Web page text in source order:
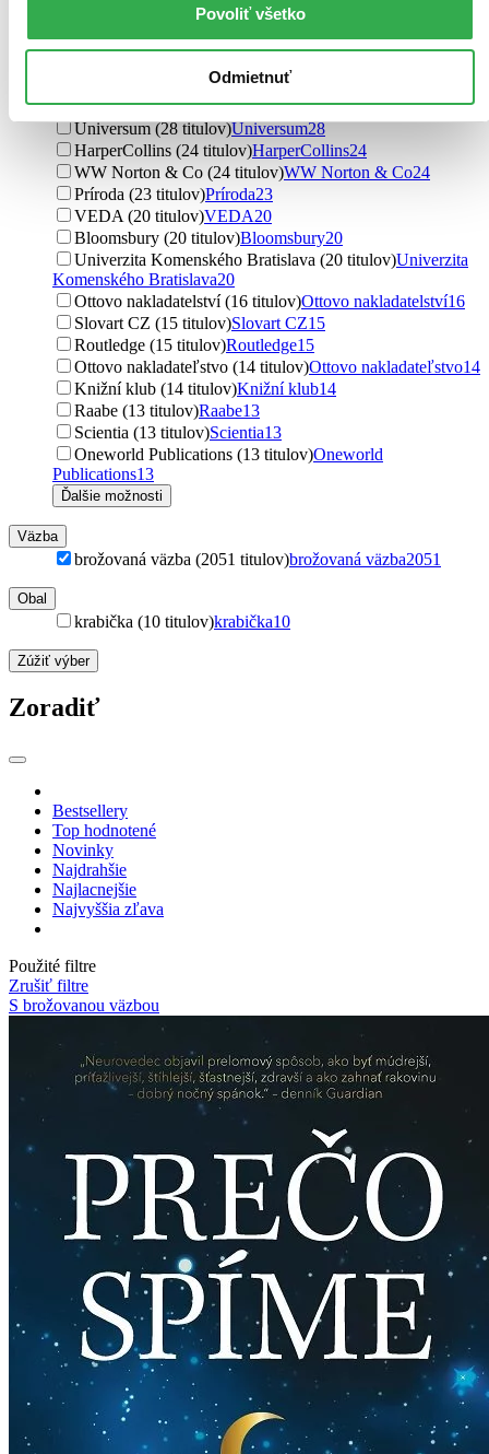
Povoliť všetko
Odmietnuť
Vintage (30 titulov)Vintage30
Slovenská poľnohospodárska univerzita v Nitre (29
Slovart28
Expol Pedagogika (28 titulov)Expol Pedagogika28
Universum (28 titulov)Universum28
HarperCollins (24 titulov)HarperCollins24
WW Norton & Co (24 titulov)WW Norton & Co24
Príroda (23 titulov)Príroda23
VEDA (20 titulov)VEDA20
Bloomsbury (20 titulov)Bloomsbury20
Univerzita Komenského Bratislava (20 titulov)Univerzita
Komenského Bratislava20
Ottovo nakladatelství (16 titulov)Ottovo nakladatelství16
Slovart CZ (15 titulov)Slovart CZ15
Routledge (15 titulov)Routledge15
Ottovo nakladateľstvo (14 titulov)Ottovo nakladateľstvo14
Knižní klub (14 titulov)Knižní klub14
Raabe (13 titulov)Raabe13
Scientia (13 titulov)Scientia13
Oneworld Publications (13 titulov)Oneworld
Publications13
Ďalšie možnosti
Väzba
brožovaná väzba (2051 titulov)brožovaná väzba2051
Obal
krabička (10 titulov)krabička10
Zúžiť výber
Zoradiť
Bestsellery
Top hodnotené
Novinky
Najdrahšie
Najlacnejšie
Najvyššia zľava
Použité filtre
Zrušiť filtre
S brožovanou väzbou